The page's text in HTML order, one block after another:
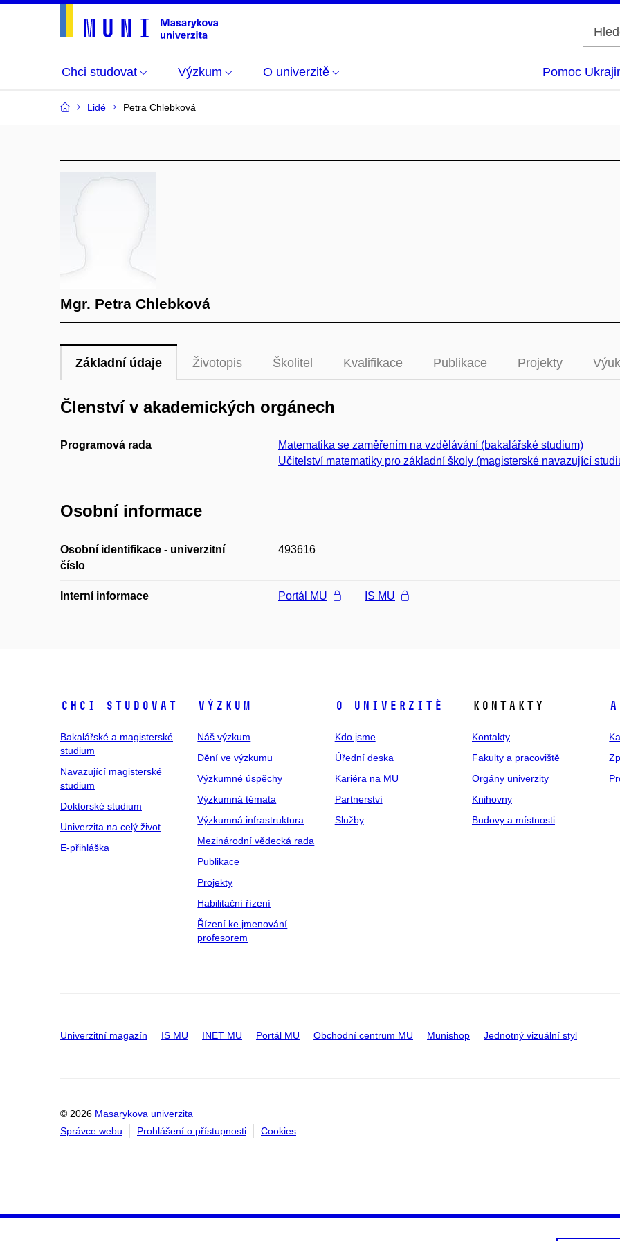
Chci studovat Výzkum O univerzitě Pomoc
Lidé Petra Chlebková
Mgr. Petra Chlebková
Základní údaje Životopis Školitel Kvalifikace Publikace Projekty
Členství v akademických orgánech
Programová rada
Matematika se zaměřením na vzdělávání (bakalářské studium)
Učitelství matematiky pro základní školy (magisterské navazující
Osobní informace
Osobní identifikace - univerzitní
číslo
493616
Interní informace Portál MU IS MU
Chci studovat
Bakalářské a magisterské
studium
Navazující magisterské
studium
Doktorské studium
Univerzita na celý život
E-přihláška
Výzkum
Náš výzkum
Dění ve výzkumu
Výzkumné úspěchy
Výzkumná témata
Výzkumná infrastruktura
Mezinárodní vědecká rada
Publikace
Projekty
Habilitační řízení
Řízení ke jmenování
profesorem
O univerzitě
Kdo jsme
Úřední deska
Kariéra na MU
Partnerství
Služby
Kontakty
Kontakty
Fakulty a pracoviště
Orgány univerzity
Knihovny
Budovy a místnosti
Univerzitní magazín IS MU INET MU Portál MU Obchodní centrum MU Munishop Jednotný vizuální styl
© 2026 Masarykova univerzita
Správce webu
Prohlášení o přístupnosti Cookies